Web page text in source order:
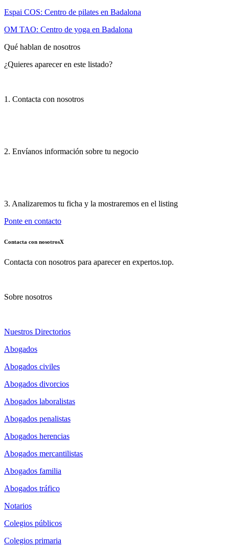
Espai COS: Centro de pilates en Badalona
OM TAO: Centro de yoga en Badalona
Qué hablan de nosotros
¿Quieres aparecer en este listado?
1. Contacta con nosotros
2. Envíanos información sobre tu negocio
3. Analizaremos tu ficha y la mostraremos en el listing
Ponte en contacto
Contacta con nosotrosX
Contacta con nosotros para aparecer en expertos.top.
Sobre nosotros
Nuestros Directorios
Abogados
Abogados civiles
Abogados divorcios
Abogados laboralistas
Abogados penalistas
Abogados herencias
Abogados mercantilistas
Abogados familia
Abogados tráfico
Notarios
Colegios públicos
Colegios primaria